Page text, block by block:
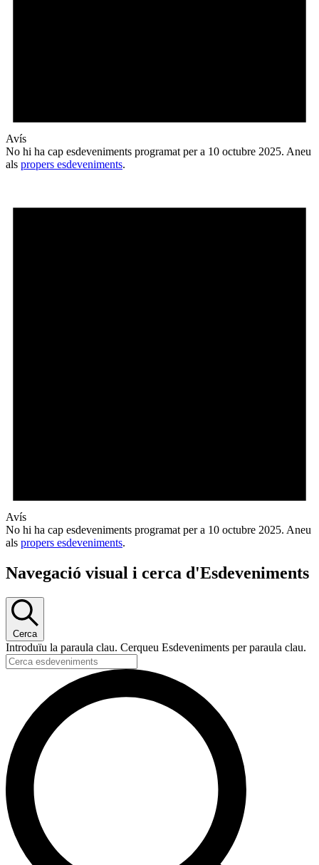
Avís
No hi ha cap esdeveniments programat per a 10 octubre 2025. Aneu
als propers esdeveniments.
Avís
No hi ha cap esdeveniments programat per a 10 octubre 2025. Aneu
als propers esdeveniments.
Navegació visual i cerca d'Esdeveniments
Cerca
Introduïu la paraula clau. Cerqueu Esdeveniments per paraula clau.